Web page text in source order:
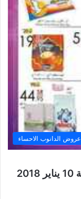
عروض الدانوب الاحساء
عروض الدانوب الأحساء الأسبوعية 10 يناير 2018